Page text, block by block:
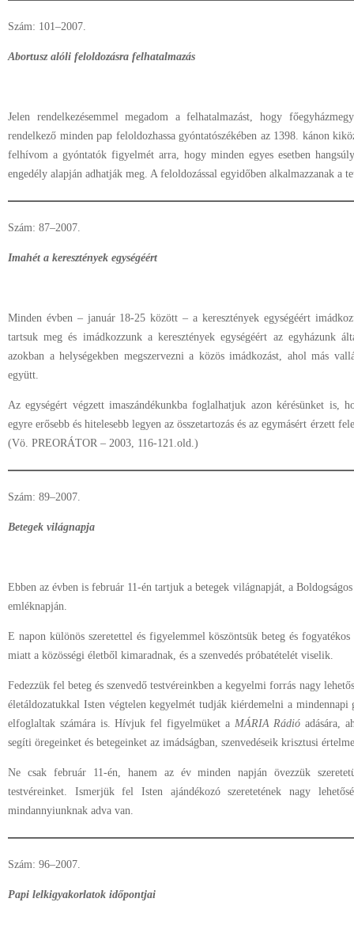
Szám: 101–2007.
Abortusz alóli feloldozásra felhatalmazás
Jelen rendelkezésemmel megadom a felhatalmazást, hogy
rendelkező minden pap feloldozhassa gyóntatószékében az 1398. kánon
felhívom a gyóntatók figyelmét arra, hogy minden egyes esetben
engedély alapján adhatják meg. A feloldozással egyidőben alkalmazzanak a
Szám: 87–2007.
Imahét a keresztények egységéért
Minden évben – január 18-25 között – a keresztények egységéért
tartsuk meg és imádkozzunk a keresztények egységéért az egyházunk
azokban a helységekben megszervezni a közös imádkozást, ahol más
együtt.
Az egységért végzett imaszándékunkba foglalhatjuk azon kérésünket is,
egyre erősebb és hitelesebb legyen az összetartozás és az egymásért érzett
(Vö. PREORÁTOR – 2003, 116-121.old.)
Szám: 89–2007.
Betegek világnapja
Ebben az évben is február 11-én tartjuk a betegek világnapját, a
emléknapján.
E napon különös szeretettel és figyelemmel köszöntsük beteg és
miatt a közösségi életből kimaradnak, és a szenvedés próbatételét viselik.
Fedezzük fel beteg és szenvedő testvéreinkben a kegyelmi forrás nagy
életáldozatukkal Isten végtelen kegyelmét tudják kiérdemelni a mindennapi
elfoglaltak számára is. Hívjuk fel figyelmüket a MÁRIA Rádióadására,
segíti öregeinket és betegeinket az imádságban, szenvedéseik krisztusi
Ne csak február 11-én, hanem az év minden napján övezzük
testvéreinket. Ismerjük fel Isten ajándékozó szeretetének nagy
mindannyiunknak adva van.
Szám: 96–2007.
Papi lelkigyakorlatok időpontjai